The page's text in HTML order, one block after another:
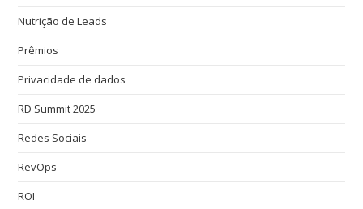
Nutrição de Leads
Prêmios
Privacidade de dados
RD Summit 2025
Redes Sociais
RevOps
ROI